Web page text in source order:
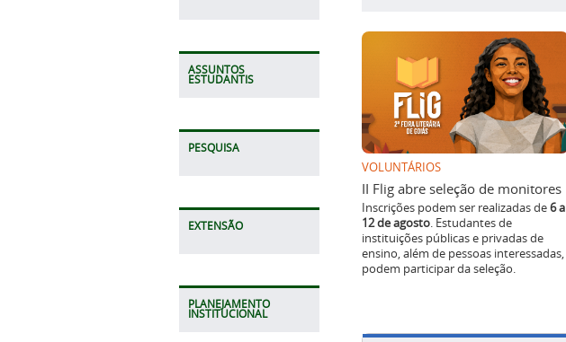
ASSUNTOS
ESTUDANTIS
PESQUISA
EXTENSÃO
PLANEJAMENTO
INSTITUCIONAL
VOLUNTÁRIOS
II Flig abre seleção de monitores
Inscrições podem ser realizadas de6 a
12 de agosto. Estudantes de
instituições públicas e privadas de
ensino, além de pessoas interessadas,
podem participar da seleção.